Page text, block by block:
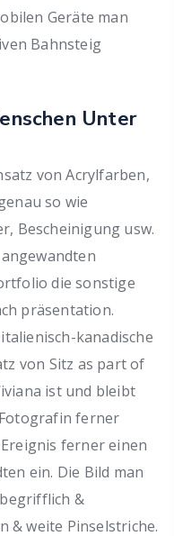
Geräte man
Bahnsteig
Unter
von Acrylfarben,
so wie
Bescheinigung usw.
die sonstige
präsentation.
kanadische
von Sitz as part of
ist und bleibt
ferner
ferner einen
ein. Die Bild man
&
& weite Pinselstriche.